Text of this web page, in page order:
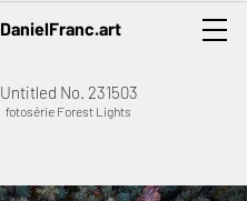
DanielFranc.art
Untitled No. 231503
fotosérie Forest Lights